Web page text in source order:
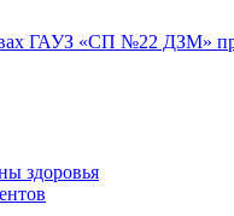
ГАУЗ «СП №22 ДЗМ»
здоровья